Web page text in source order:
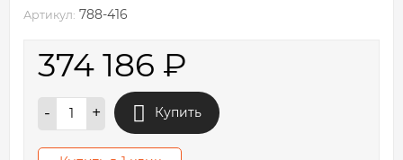
Артикул: 788-416
374 186 ₽
- + Купить